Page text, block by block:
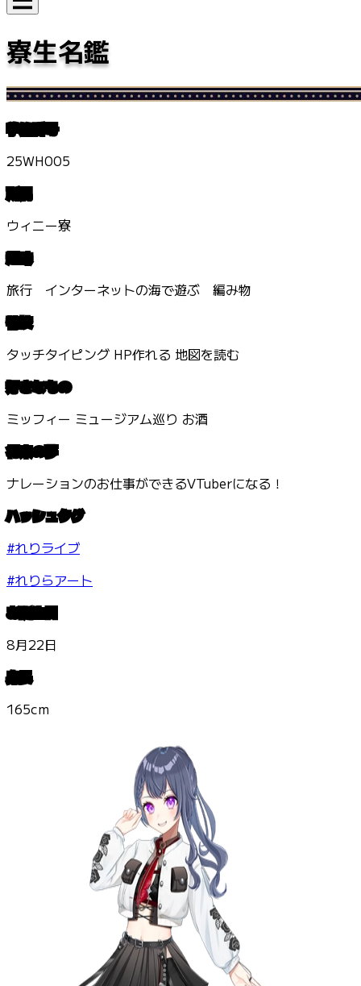
寮生名鑑
学籍番号
25WH005
所属
ウィニー寮
趣味
旅行 インターネットの海で遊ぶ 編み物
特技
タッチタイピング HP作れる 地図を読む
好きなもの
ミッフィー ミュージアム巡り お酒
将来の夢
ナレーションのお仕事ができるVTuberになる！
ハッシュタグ
#れりライブ
#れりらアート
お誕生日
8月22日
身長
165cm